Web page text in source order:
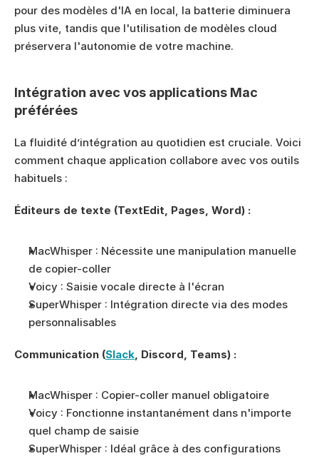
pour des modèles d'IA en local, la batterie diminuera
plus vite, tandis que l'utilisation de modèles cloud
préservera l'autonomie de votre machine.
Intégration avec vos applications Mac
préférées
La fluidité d’intégration au quotidien est cruciale. Voici
comment chaque application collabore avec vos outils
habituels :
Éditeurs de texte (TextEdit, Pages, Word) :
MacWhisper : Nécessite une manipulation manuelle
de copier-coller
Voicy : Saisie vocale directe à l'écran
SuperWhisper : Intégration directe via des modes
personnalisables
Communication (Slack, Discord, Teams) :
MacWhisper : Copier-coller manuel obligatoire
Voicy : Fonctionne instantanément dans n'importe
quel champ de saisie
SuperWhisper : Idéal grâce à des configurations